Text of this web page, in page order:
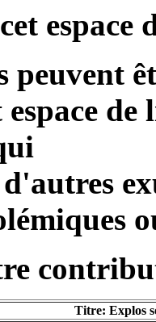
espace
peuvent
espace
Titre: Explos